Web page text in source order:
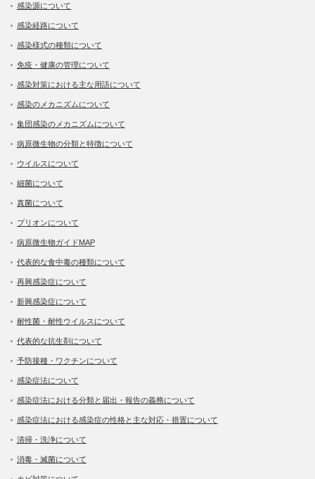
感染源について
感染経路について
感染様式の種類について
免疫・健康の管理について
感染対策における主な用語について
感染のメカニズムについて
集団感染のメカニズムについて
病原微生物の分類と特徴について
ウイルスについて
細菌について
真菌について
プリオンについて
病原微生物ガイドMAP
代表的な食中毒の種類について
再興感染症について
新興感染症について
耐性菌・耐性ウイルスについて
代表的な抗生剤について
予防接種・ワクチンについて
感染症法について
感染症法における分類と届出・報告の義務について
感染症法における感染症の性格と主な対応・措置について
清掃・洗浄について
消毒・滅菌について